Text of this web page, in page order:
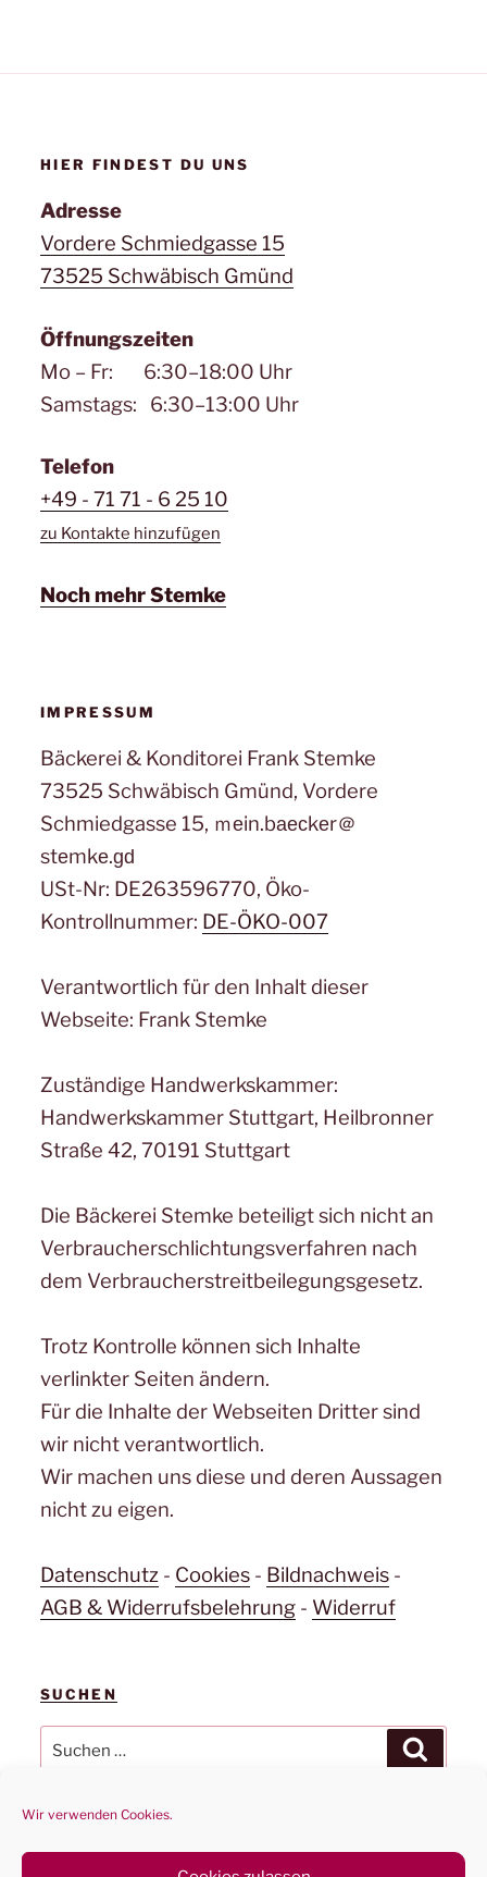
Wir verwenden Cookies.
HIER FINDEST DU UNS
Adresse
Vordere Schmiedgasse 15
73525 Schwäbisch Gmünd
Öffnungszeiten
Mo – Fr: 6:30–18:00 Uhr
Samstags: 6:30–13:00 Uhr
Telefon
+49 - 71 71 - 6 25 10
zu Kontakte hinzufügen
Noch mehr Stemke
IMPRESSUM
Bäckerei & Konditorei Frank Stemke
73525 Schwäbisch Gmünd, Vordere
Schmiedgasse 15, ｍеin.bаеϲkеr＠
stеmkе.ɡԁ
USt-Nr: DE263596770, Öko-
Kontrollnummer: DE-ÖKO-007
Verantwortlich für den Inhalt dieser
Webseite: Frank Stemke
Zuständige Handwerkskammer:
Handwerkskammer Stuttgart, Heilbronner
Straße 42, 70191 Stuttgart
Die Bäckerei Stemke beteiligt sich nicht an
Verbraucherschlichtungsverfahren nach
dem Verbraucherstreitbeilegungsgesetz.
Trotz Kontrolle können sich Inhalte
verlinkter Seiten ändern.
Für die Inhalte der Webseiten Dritter sind
wir nicht verantwortlich.
Wir machen uns diese und deren Aussagen
nicht zu eigen.
Datenschutz- Cookies- Bildnachweis-
AGB & Widerrufsbelehrung- Widerruf
SUCHEN
Suchen
nach: